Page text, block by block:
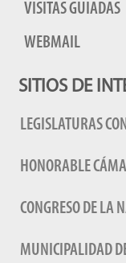
VISITAS GUIADAS
WEBMAIL
SITIOS DE
LEGISLATURAS
HONORABLE
CONGRESO DE LA
MUNICIPALIDAD